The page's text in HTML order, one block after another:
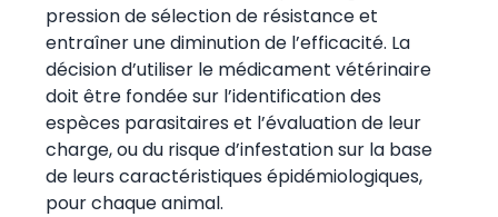
pression de sélection de résistance et
entraîner une diminution de l’efficacité. La
décision d’utiliser le médicament vétérinaire
doit être fondée sur l’identification des
espèces parasitaires et l’évaluation de leur
charge, ou du risque d’infestation sur la base
de leurs caractéristiques épidémiologiques,
pour chaque animal.